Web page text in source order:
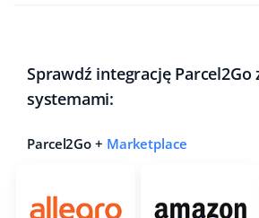
Sprawdź integrację Parcel2Go
systemami:
Parcel2Go + Marketplace